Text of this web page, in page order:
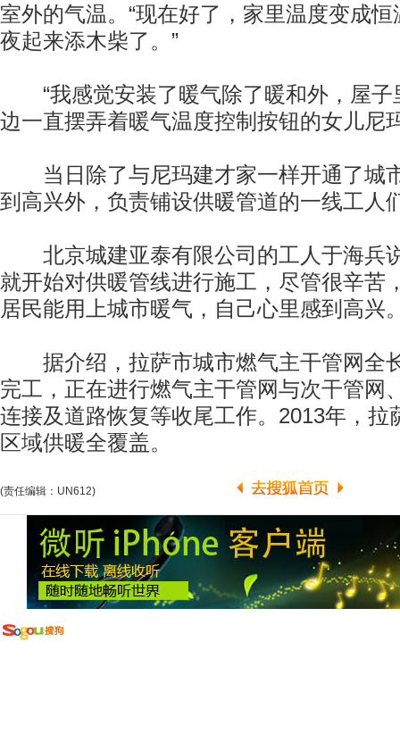
室外的气温。“现在好了，家里温度变成
夜起来添木柴了。”
“我感觉安装了暖气除了暖和外，屋子
边一直摆弄着暖气温度控制按钮的女儿尼
当日除了与尼玛建才家一样开通了城
到高兴外，负责铺设供暖管道的一线工人
北京城建亚泰有限公司的工人于海兵
就开始对供暖管线进行施工，尽管很辛苦
居民能用上城市暖气，自己心里感到高兴
据介绍，拉萨市城市燃气主干管网全
完工，正在进行燃气主干管网与次干管网
连接及道路恢复等收尾工作。2013年，拉
区域供暖全覆盖。
(责任编辑：UN612)